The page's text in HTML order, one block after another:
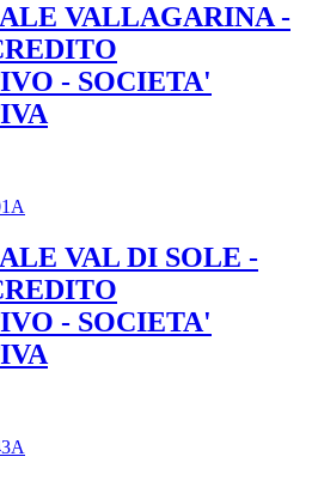
VALLAGARINA -
- SOCIETA'
VAL DI SOLE -
- SOCIETA'